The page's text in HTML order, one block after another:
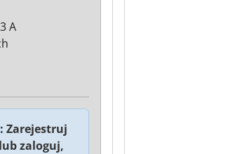
A
Zarejestruj
zaloguj,